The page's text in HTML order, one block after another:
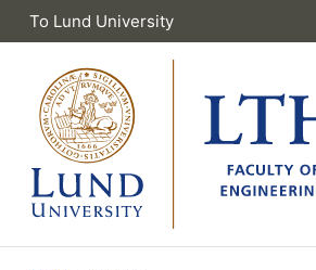
To Lund University